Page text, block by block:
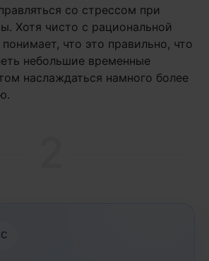
со стрессом при
Хотя чисто с рациональной
что это правильно, что
небольшие временные
наслаждаться намного более